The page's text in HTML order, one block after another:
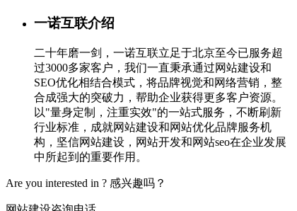
一诺互联介绍
二十年磨一剑，一诺互联立足于北京至今已服务超
过3000多家客户，我们一直秉承通过网站建设和
SEO优化相结合模式，将品牌视觉和网络营销，整
合成强大的突破力，帮助企业获得更多客户资源。
以"量身定制，注重实效"的一站式服务，不断刷新
行业标准，成就网站建设和网站优化品牌服务机
构，坚信网站建设，网站开发和网站seo在企业发展
中所起到的重要作用。
Are you interested in ? 感兴趣吗？